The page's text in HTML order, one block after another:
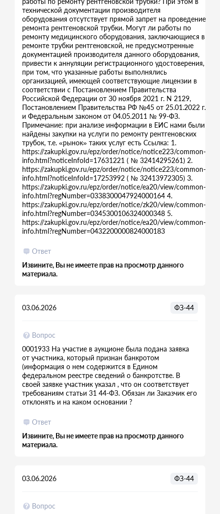
технической документации производителя
оборудования отсутствует прямой запрет на проведение
ремонта рентгеновской трубки. Могут ли работы по
ремонту медицинского оборудования, заключающиеся в
ремонте трубки рентгеновской, не предусмотренные
документацией производителя данного оборудования,
привести к аннуляции регистрационного удостоверения,
при том, что указанные работы выполнялись
организацией, имеющей соответствующие лицензии в
соответствии с Постановлением Правительства
Российской Федерации от 30 ноября 2021 г. N 2129,
Постановлением Правительства РФ №45 от 25.01.2022 г.
и Федеральным законом от 04.05.2011 № 99-ФЗ.
Примечание: при анализе информации в ЕИС нами были
найдены закупки на услуги по ремонту рентгеновских
трубок, т.е. «рынок» таких услуг есть Ссылка: 1.
https://zakupki.gov.ru/epz/order/notice/notice223/common-
info.html?noticeInfoId=17631221 ( № 32414295261) 2.
https://zakupki.gov.ru/epz/order/notice/notice223/common-
info.html?noticeInfoId=17253992 ( № 32413972305) 3.
https://zakupki.gov.ru/epz/order/notice/ea20/view/common-
info.html?regNumber=0338300047924000164 4.
https://zakupki.gov.ru/epz/order/notice/zk20/view/common-
info.html?regNumber=0345300106324000348 5.
https://zakupki.gov.ru/epz/order/notice/ea20/view/common-
info.html?regNumber=0432200000824000183
Ответ
Извините, Вы не имеете прав на просмотр данного
материала.
Вопрос
0001933 На участие в аукционе была подана заявка
от участника, который признан банкротом
(информация о нем содержится в Едином
федеральном реестре сведений о банкротстве. В
своей заявке участник указал , что он соответствует
требованиям статьи 31 44-ФЗ. Обязан ли Заказчик его
отклонять и на каком основании ?
Ответ
Извините, Вы не имеете прав на просмотр данного
материала.
03.06.2026 ФЗ-44
Вопрос
03.06.2026 ФЗ-44